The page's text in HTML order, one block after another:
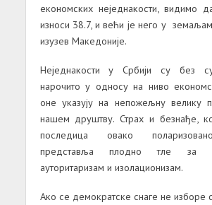
економских неједнакости, видимо
износи 38.7, и већи је него у
изузев Македоније.
Неједнакости у Србији су без
нарочито у односу на ниво
оне указују на непожељну велику
нашем друштву. Страх и безнађе,
последица овако
представља плодно тле за
ауторитаризам и изолационизам.
Ако се демократске снаге не изборе